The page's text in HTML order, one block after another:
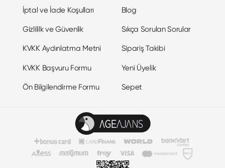
İptal ve İade Koşulları
Gizlililk ve Güvenlik
KVKK Aydınlatma Metni
KVKK Başvuru Formu
Ön Bilgilendirme Formu
Blog
Sıkça Sorulan Sorular
Sipariş Takibi
Yeni Üyelik
Sepet